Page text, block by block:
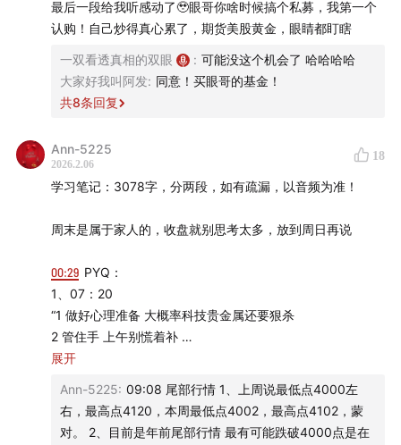
最后一段给我听感动了🥹眼哥你啥时候搞个私募，我第一个
认购！自己炒得真心累了，期货美股黄金，眼睛都盯瞎
一双看透真相的双眼 : 可能没这个机会了 哈哈哈哈
大家好我叫阿发: 同意！买眼哥的基金！
共8条回复
Ann-5225
2026.2.06
18
学习笔记：3078字，分两段，如有疏漏，以音频为准！
周末是属于家人的，收盘就别思考太多，放到周日再说
00:29 PYQ：
1、07：20
“1 做好心理准备 大概率科技贵金属还要狠杀
2 管住手 上午别慌着补
3 我打算先降点仓位 先做倒T
5 祝我们好运”
展开
Ann-5225: 09:08 尾部行情 1、上周说最低点4000左
右，最高点4120，本周最低点4002，最高点4102，蒙
对。 2、目前是年前尾部行情 最有可能跌破4000点是在